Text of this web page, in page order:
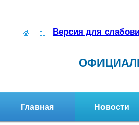
Версия для
Главная Новости